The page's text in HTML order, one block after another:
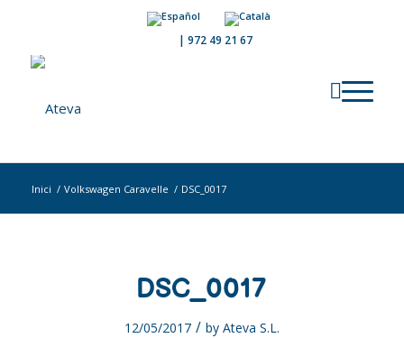
| 972 49 21 67
Inici / Volkswagen Caravelle / DSC_0017
DSC_0017
12/05/2017 / by Ateva S.L.